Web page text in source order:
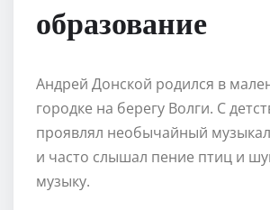
образование
Андрей Донской родился в
городке на берегу Волги. С
проявлял необычайный
и часто слышал пение птиц и
музыку.